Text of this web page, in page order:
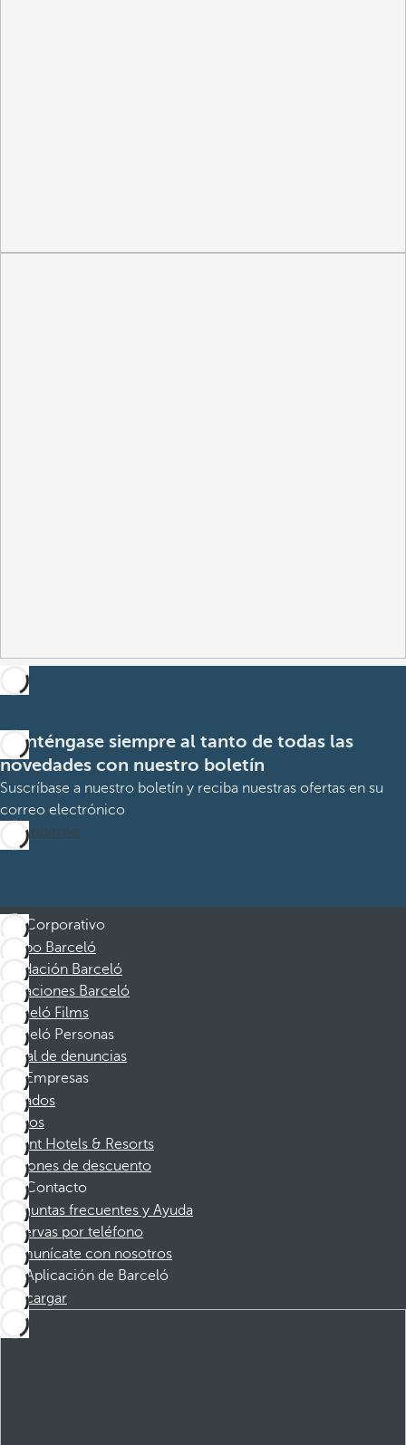
Manténgase siempre al tanto de todas las
novedades con nuestro boletín
Suscríbase a nuestro boletín y reciba nuestras ofertas en su
correo electrónico
Suscribirme
Corporativo
Grupo Barceló
Fundación Barceló
Vacaciones Barceló
Barceló Films
Barceló Personas
Canal de denuncias
Empresas
Afiliados
Socios
Dorint Hotels & Resorts
Cupones de descuento
Contacto
Preguntas frecuentes y Ayuda
Reservas por teléfono
Comunícate con nosotros
Aplicación de Barceló
Descargar